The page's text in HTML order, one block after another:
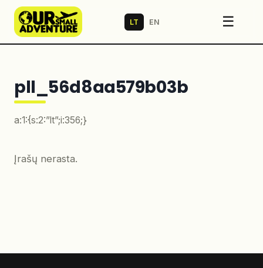
LT EN ☰
pll_56d8aa579b03b
a:1:{s:2:”lt”;i:356;}
Įrašų nerasta.